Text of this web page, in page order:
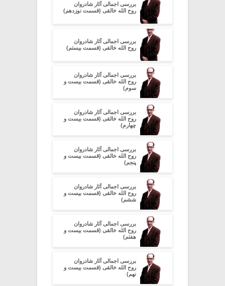
بررسی اجمالی آثار شادروان
روح الله خالقی (قسمت نوزدهم)
بررسی اجمالی آثار شادروان
روح الله خالقی (قسمت بیستم)
بررسی اجمالی آثار شادروان
روح الله خالقی (قسمت بیست و
سوم)
بررسی اجمالی آثار شادروان
روح الله خالقی (قسمت بیست و
چهارم)
بررسی اجمالی آثار شادروان
روح الله خالقی (قسمت بیست و
پنجم)
بررسی اجمالی آثار شادروان
روح الله خالقی (قسمت بیست و
ششم)
بررسی اجمالی آثار شادروان
روح الله خالقی (قسمت بیست و
هفتم)
بررسی اجمالی آثار شادروان
روح الله خالقی (قسمت بیست و
نهم)